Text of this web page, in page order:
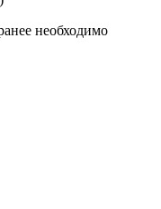
необходимо